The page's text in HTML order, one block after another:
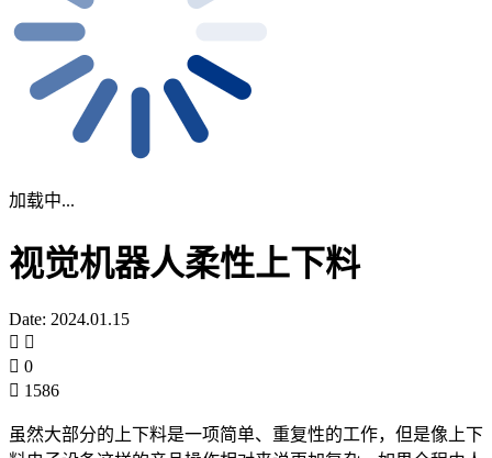
加载中...
视觉机器人柔性上下料
Date: 2024.01.15
0
1586
虽然大部分的上下料是一项简单、重复性的工作，但是像上下